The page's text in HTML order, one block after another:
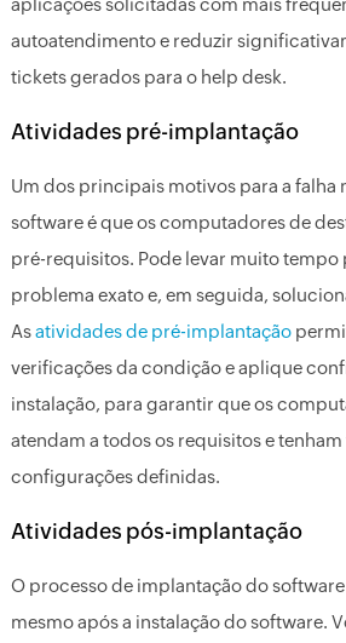
autoatendimento e reduzir
tickets gerados para o help desk.
Atividades pré-implantação
Um dos principais motivos para a falha
software é que os computadores de
pré-requisitos. Pode levar muito
problema exato e, em seguida,
Asatividades de pré-implantação
verificações da condição e aplique
instalação, para garantir que os
atendam a todos os requisitos e tenham
configurações definidas.
Atividades pós-implantação
O processo de implantação do
mesmo após a instalação do software.